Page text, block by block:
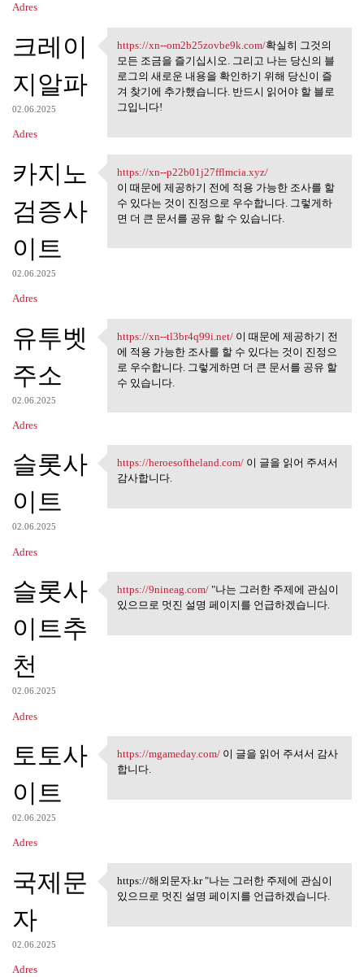
Adres
크레이
지알파
02.06.2025
Adres
https://xn--om2b25zovbe9k.com
https://xn--om2b25zovbe9k.com/확실히 그것의
모든 조금을 즐기십시오. 그리고 나는 당신의 블
로그의 새로운 내용을 확인하기 위해 당신이 즐
겨 찾기에 추가했습니다. 반드시 읽어야 할 블로
그입니다!
카지노
검증사
이트
02.06.2025
Adres
https://xn--p22b01j27fflmcia
https://xn--p22b01j27fflmcia.xyz/
이 때문에 제공하기 전에 적용 가능한 조사를 할
수 있다는 것이 진정으로 우수합니다. 그렇게하
면 더 큰 문서를 공유 할 수 있습니다.
유투벳
주소
02.06.2025
Adres
https://xn--tl3br4q99i.net/ 이
https://xn--tl3br4q99i.net/이 때문에 제공하기 전
에 적용 가능한 조사를 할 수 있다는 것이 진정으
로 우수합니다. 그렇게하면 더 큰 문서를 공유 할
수 있습니다.
슬롯사
이트
02.06.2025
Adres
https://heroesoftheland.com/
https://heroesoftheland.com/이 글을 읽어 주셔서
감사합니다.
슬롯사
이트추
천
02.06.2025
Adres
https://9nineag.com/ "나는 그러한
https://9nineag.com/"나는 그러한 주제에 관심이
있으므로 멋진 설명 페이지를 언급하겠습니다.
토토사
이트
02.06.2025
Adres
https://mgameday.com/ 이 글을 읽어
https://mgameday.com/이 글을 읽어 주셔서 감사
합니다.
국제문
자
02.06.2025
Adres
https://해외문자.kr "나는 그러한
https://해외문자.kr "나는 그러한 주제에 관심이
있으므로 멋진 설명 페이지를 언급하겠습니다.